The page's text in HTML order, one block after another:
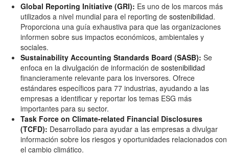
Global Reporting Initiative (GRI): Es uno de los marcos más
utilizados a nivel mundial para el reporting de sostenibilidad.
Proporciona una guía exhaustiva para que las organizaciones
informen sobre sus impactos económicos, ambientales y
sociales.
Sustainability Accounting Standards Board (SASB): Se
enfoca en la divulgación de información de sostenibilidad
financieramente relevante para los inversores. Ofrece
estándares específicos para 77 industrias, ayudando a las
empresas a identificar y reportar los temas ESG más
importantes para su sector.
Task Force on Climate-related Financial Disclosures
(TCFD): Desarrollado para ayudar a las empresas a divulgar
información sobre los riesgos y oportunidades relacionados con
el cambio climático.